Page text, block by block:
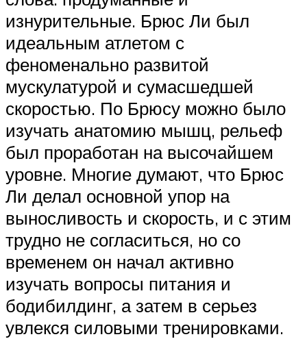
изнурительные. Брюс Ли был
идеальным атлетом с
феноменально развитой
мускулатурой и сумасшедшей
скоростью. По Брюсу можно было
изучать анатомию мышц, рельеф
был проработан на высочайшем
уровне. Многие думают, что Брюс
Ли делал основной упор на
выносливость и скорость, и с этим
трудно не согласиться, но со
временем он начал активно
изучать вопросы питания и
бодибилдинг, а затем в серьез
увлекся силовыми тренировками.